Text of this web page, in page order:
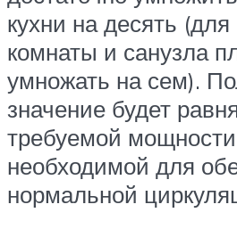
кухни на десять
комнаты и санузла
умножать на сем).
значение будет
требуемой
необходимой для
нормальной